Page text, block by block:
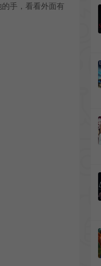
手，看看外面有